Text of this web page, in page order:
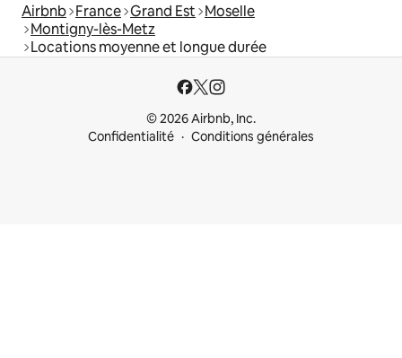
Airbnb France Grand Est Moselle
Montigny-lès-Metz
Locations moyenne et longue durée
© 2026 Airbnb, Inc.
Confidentialité
Conditions générales